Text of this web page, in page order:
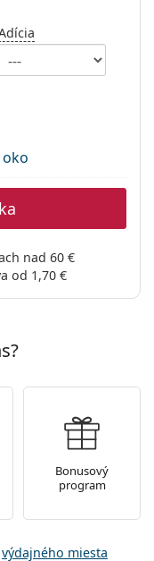
nad 60 €
od 1,70 €
Bonusový
program
výdajného miesta